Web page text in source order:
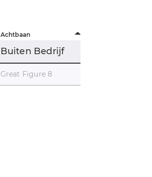
Achtbaan
Buiten Bedrijf
Great Figure 8